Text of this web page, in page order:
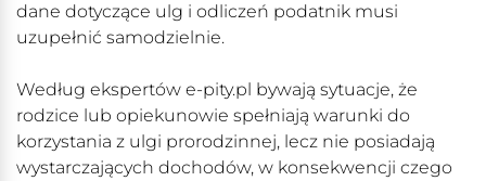
dane dotyczące ulg i odliczeń podatnik musi
uzupełnić samodzielnie.
Według ekspertów e-pity.pl bywają sytuacje, że
rodzice lub opiekunowie spełniają warunki do
korzystania z ulgi prorodzinnej, lecz nie posiadają
wystarczających dochodów, w konsekwencji czego